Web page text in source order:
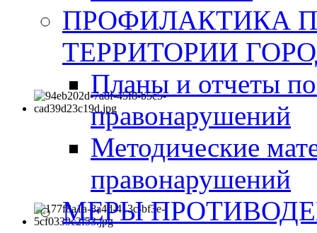
ПРОФИЛАКТИКА
ТЕРРИТОРИИ
Планы и отчеты
правонарушений
Методические
правонарушений
МЕРЫ